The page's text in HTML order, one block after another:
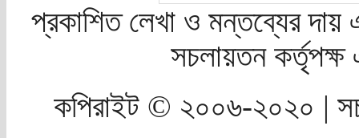
প্রকাশিত লেখা ও মন্তব্যের দায়
সচলায়তন
কপিরাইট © ২০০৬-২০২০ |